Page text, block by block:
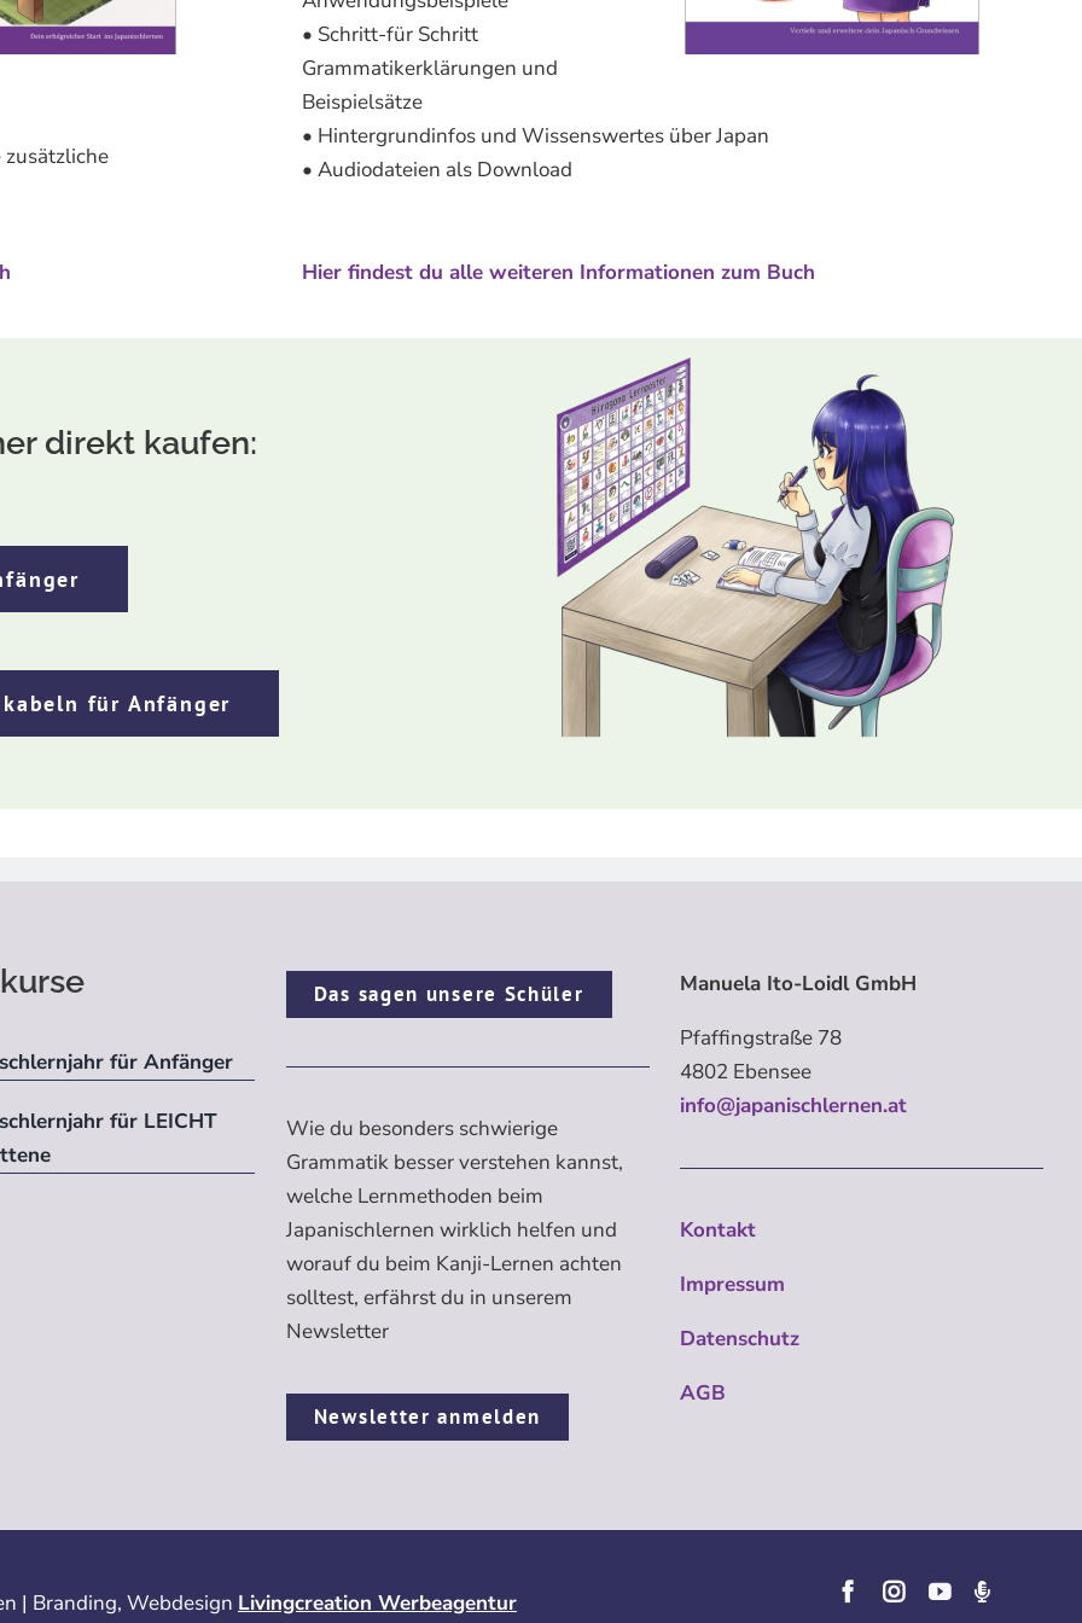
• Schritt-für Schritt
Grammatikerklärungen und
Beispielsätze
• Hintergrundinfos und Wissenswertes über Japan
• Audiodateien als Download
Hier findest du alle weiteren Informationen zum Buch
direkt kaufen:
für Anfänger
für Anfänger
für LEICHT
Das sagen unsere Schüler
Wie du besonders schwierige
Grammatik besser verstehen kannst,
welche Lernmethoden beim
Japanischlernen wirklich helfen und
worauf du beim Kanji-Lernen achten
solltest, erfährst du in unserem
Newsletter
Newsletter anmelden
Manuela Ito-Loidl GmbH
Pfaffingstraße 78
4802 Ebensee
info@japanischlernen.at
Kontakt
Impressum
Datenschutz
AGB
| Branding, Webdesign Livingcreation Werbeagentur